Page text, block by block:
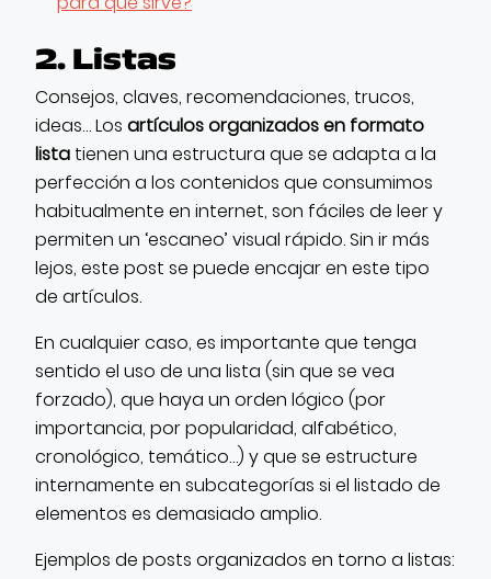
2. Listas
Consejos, claves, recomendaciones, trucos,
ideas… Los artículos organizados en formato
lista tienen una estructura que se adapta a la
perfección a los contenidos que consumimos
habitualmente en internet, son fáciles de leer y
permiten un ‘escaneo’ visual rápido. Sin ir más
lejos, este post se puede encajar en este tipo
de artículos.
En cualquier caso, es importante que tenga
sentido el uso de una lista (sin que se vea
forzado), que haya un orden lógico (por
importancia, por popularidad, alfabético,
cronológico, temático…) y que se estructure
internamente en subcategorías si el listado de
elementos es demasiado amplio.
Ejemplos de posts organizados en torno a listas: